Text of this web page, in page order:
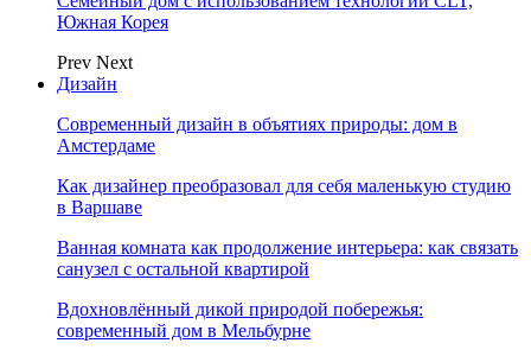
Южная Корея
Prev Next
Дизайн
Современный дизайн в объятиях природы: дом в
Амстердаме
Как дизайнер преобразовал для себя маленькую студию
в Варшаве
Ванная комната как продолжение интерьера: как связать
санузел с остальной квартирой
Вдохновлённый дикой природой побережья:
современный дом в Мельбурне